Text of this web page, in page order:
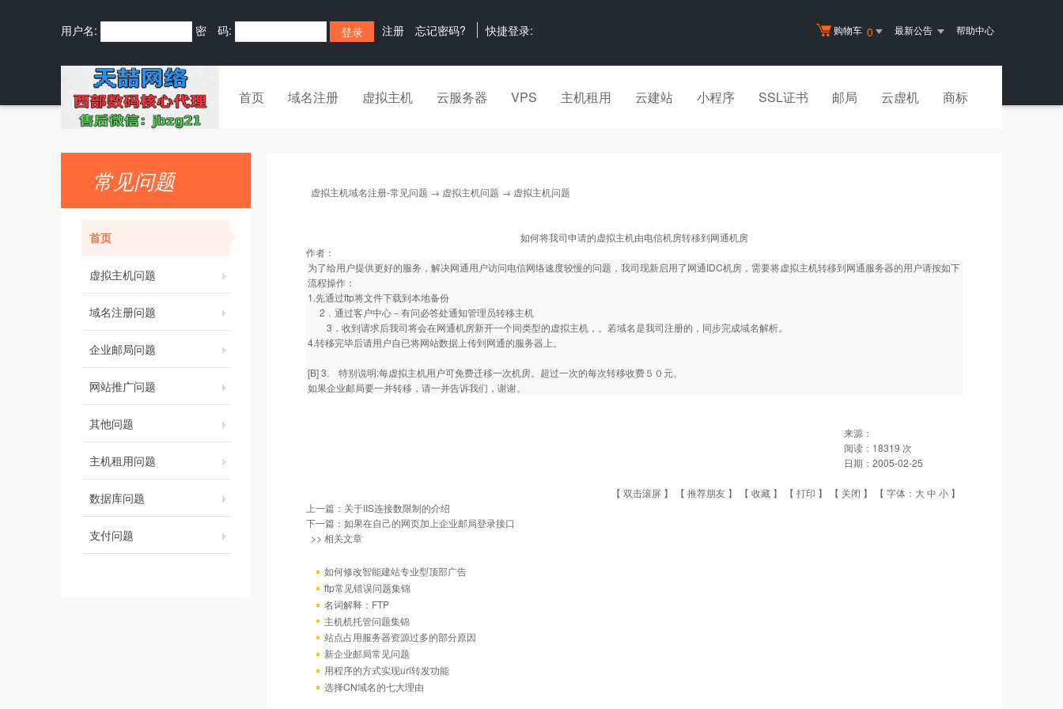
购物车 0 最新公告 帮助中心
用户名: 密 码: 注册 忘记密码? 快捷登录:
首页 域名注册 虚拟主机 云服务器 VPS 主机租用 云建站 小程序 SSL证书 邮局 云虚机 商标
常见问题
首页
虚拟主机问题
域名注册问题
企业邮局问题
网站推广问题
其他问题
主机租用问题
数据库问题
支付问题
虚拟主机域名注册-常见问题 → 虚拟主机问题 → 虚拟主机问题
如何将我司申请的虚拟主机由电信机房转移到网通机房
作者：
为了给用户提供更好的服务，解决网通用户访问电信网络速度较慢的问题，我司现新启用了网通IDC机房，需要将虚拟主机转移到网通服务器的用户请按如下
流程操作：
1.先通过ftp将文件下载到本地备份
2．通过客户中心－有问必答处通知管理员转移主机
3．收到请求后我司将会在网通机房新开一个同类型的虚拟主机，。若域名是我司注册的，同步完成域名解析。
4.转移完毕后请用户自已将网站数据上传到网通的服务器上。
[B] 3. 特别说明:每虚拟主机用户可免费迁移一次机房。超过一次的每次转移收费５０元。
如果企业邮局要一并转移，请一并告诉我们，谢谢。
来源：
阅读： 18319 次
日期： 2005-02-25
【 双击滚屏 】 【 推荐朋友 】 【 收藏 】 【 打印 】 【 关闭 】 【 字体： 大中 小 】
上一篇： 关于IIS连接数限制的介绍
下一篇： 如果在自己的网页加上企业邮局登录接口
>> 相关文章
如何修改智能建站专业型顶部广告
ftp常见错误问题集锦
名词解释：FTP
主机机托管问题集锦
站点占用服务器资源过多的部分原因
新企业邮局常见问题
用程序的方式实现url转发功能
选择CN域名的七大理由